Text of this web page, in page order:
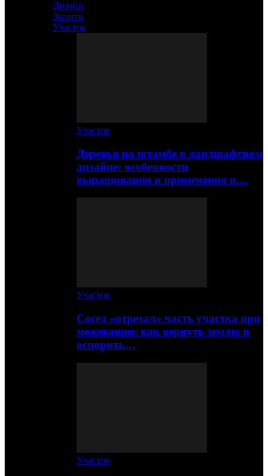
Дизайн
Защита
Участок
Участок
Деревья на штамбе в ландшафтном
дизайне: особенности
выращивания и применения в…
Участок
Сосед «отрезал» часть участка при
межевании: как вернуть землю и
оспорить…
Участок